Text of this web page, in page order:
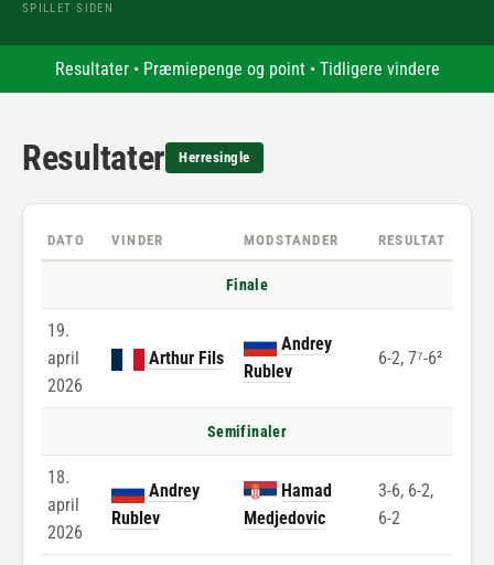
SPILLET SIDEN
Resultater• Præmiepenge og point• Tidligere vindere
Resultater Herresingle
DATO VINDER MODSTANDER RESULTAT
Finale
19.
april
2026
Arthur Fils
Andrey
Rublev
6-2, 7⁷-6²
Semifinaler
18.
april
2026
Andrey
Rublev
Hamad
Medjedovic
3-6, 6-2,
6-2